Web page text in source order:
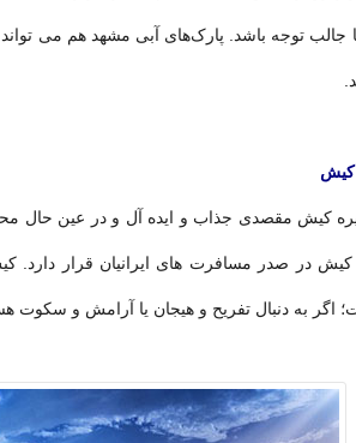
جالب توجه باشد. پارک‌های آبی مشهد هم می
کیش
کیش مقصدی جذاب و ایده آل و در عین حال
کیشدر صدر مسافرت های ایرانیان قرار
اگر به دنبال تفریح و هیجان یا آرامش و سکوت